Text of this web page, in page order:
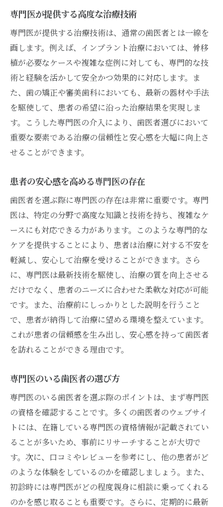
専門医による精密な診断
安心感を与えるコミュニケーション能力
患者の不安を解消するカスタマイズケア
リラックスできる診療環境の重要性
専門医の経験がもたらす安心感
専門医の継続的な研修と成長
歯医者の専門性と資格を見極めるポイント
資格が示す専門性の指標
専門医の経歴を確認する方法
患者からの評価と感想の確認
治療実績と過去の成功事例
診療方針の透明性と説明力
信頼できる歯医者を見つけるための新常識
オンラインレビューの活用法
直接訪問で確認すべき点
問い合わせ時の対応力
治療前のカウンセリングの重要性
身近な人からの推薦の活用
歯医者専門医で安心治療具体的な事例
複雑な症例への対応例
成功した治療のケーススタディ
専門医が解決した難症例
新しい治療技術の実践例
患者の声から見る成功体験
専門医の治療プロセスの実際
専門医の資格がある歯医者を選ぶ際の注意点
専門医が提供する高度な治療技術
専門医が提供する治療技術は、通常の歯医者とは一線を
画します。例えば、インプラント治療においては、骨移
植が必要なケースや複雑な症例に対しても、専門的な技
術と経験を活かして安全かつ効果的に対応します。ま
た、歯の矯正や審美歯科においても、最新の器材や手法
を駆使して、患者の希望に沿った治療結果を実現しま
す。こうした専門医の介入により、歯医者選びにおいて
重要な要素である治療の信頼性と安心感を大幅に向上さ
せることができます。
患者の安心感を高める専門医の存在
歯医者を選ぶ際に専門医の存在は非常に重要です。専門
医は、特定の分野で高度な知識と技術を持ち、複雑なケ
ースにも対応できる力があります。このような専門的な
ケアを提供することにより、患者は治療に対する不安を
軽減し、安心して治療を受けることができます。さら
に、専門医は最新技術を駆使し、治療の質を向上させる
だけでなく、患者のニーズに合わせた柔軟な対応が可能
です。また、治療前にしっかりとした説明を行うこと
で、患者が納得して治療に望める環境を整えています。
これが患者の信頼感を生み出し、安心感を持って歯医者
を訪れることができる理由です。
専門医のいる歯医者の選び方
専門医のいる歯医者を選ぶ際のポイントは、まず専門医
の資格を確認することです。多くの歯医者のウェブサイ
トには、在籍している専門医の資格情報が記載されてい
ることが多いため、事前にリサーチすることが大切で
す。次に、口コミやレビューを参考にし、他の患者がど
のような体験をしているのかを確認しましょう。また、
初診時には専門医がどの程度親身に相談に乗ってくれる
のかを感じ取ることも重要です。さらに、定期的に最新